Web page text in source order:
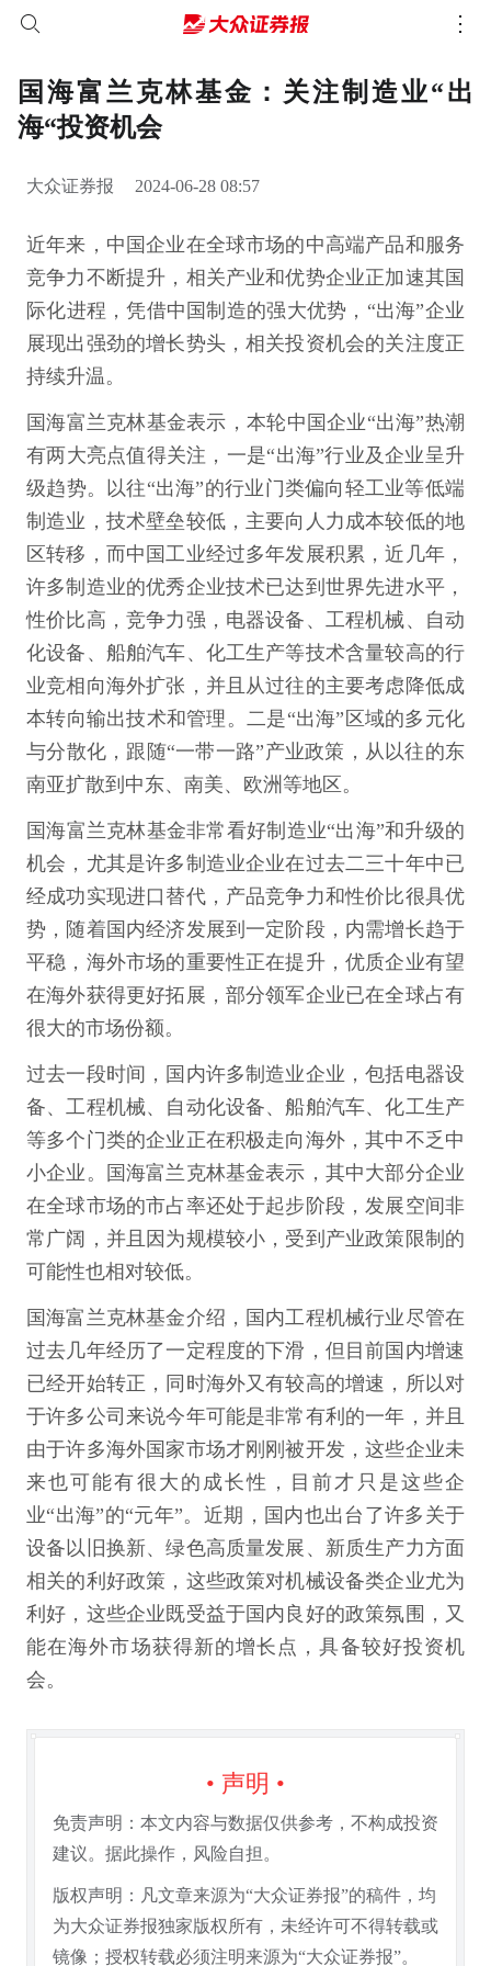
国海富兰克林基金：关注制造业“出
海“投资机会
大众证券报 2024-06-28 08:57
近年来，中国企业在全球市场的中高端产品和服务
竞争力不断提升，相关产业和优势企业正加速其国
际化进程，凭借中国制造的强大优势，“出海”企业
展现出强劲的增长势头，相关投资机会的关注度正
持续升温。
国海富兰克林基金表示，本轮中国企业“出海”热潮
有两大亮点值得关注，一是“出海”行业及企业呈升
级趋势。以往“出海”的行业门类偏向轻工业等低端
制造业，技术壁垒较低，主要向人力成本较低的地
区转移，而中国工业经过多年发展积累，近几年，
许多制造业的优秀企业技术已达到世界先进水平，
性价比高，竞争力强，电器设备、工程机械、自动
化设备、船舶汽车、化工生产等技术含量较高的行
业竞相向海外扩张，并且从过往的主要考虑降低成
本转向输出技术和管理。二是“出海”区域的多元化
与分散化，跟随“一带一路”产业政策，从以往的东
南亚扩散到中东、南美、欧洲等地区。
国海富兰克林基金非常看好制造业“出海”和升级的
机会，尤其是许多制造业企业在过去二三十年中已
经成功实现进口替代，产品竞争力和性价比很具优
势，随着国内经济发展到一定阶段，内需增长趋于
平稳，海外市场的重要性正在提升，优质企业有望
在海外获得更好拓展，部分领军企业已在全球占有
很大的市场份额。
过去一段时间，国内许多制造业企业，包括电器设
备、工程机械、自动化设备、船舶汽车、化工生产
等多个门类的企业正在积极走向海外，其中不乏中
小企业。国海富兰克林基金表示，其中大部分企业
在全球市场的市占率还处于起步阶段，发展空间非
常广阔，并且因为规模较小，受到产业政策限制的
可能性也相对较低。
国海富兰克林基金介绍，国内工程机械行业尽管在
过去几年经历了一定程度的下滑，但目前国内增速
已经开始转正，同时海外又有较高的增速，所以对
于许多公司来说今年可能是非常有利的一年，并且
由于许多海外国家市场才刚刚被开发，这些企业未
来也可能有很大的成长性，目前才只是这些企
业“出海”的“元年”。近期，国内也出台了许多关于
设备以旧换新、绿色高质量发展、新质生产力方面
相关的利好政策，这些政策对机械设备类企业尤为
利好，这些企业既受益于国内良好的政策氛围，又
能在海外市场获得新的增长点，具备较好投资机
会。
• 声明 •
免责声明：本文内容与数据仅供参考，不构成投资
建议。据此操作，风险自担。
版权声明：凡文章来源为“大众证券报”的稿件，均
为大众证券报独家版权所有，未经许可不得转载或
镜像；授权转载必须注明来源为“大众证券报”。